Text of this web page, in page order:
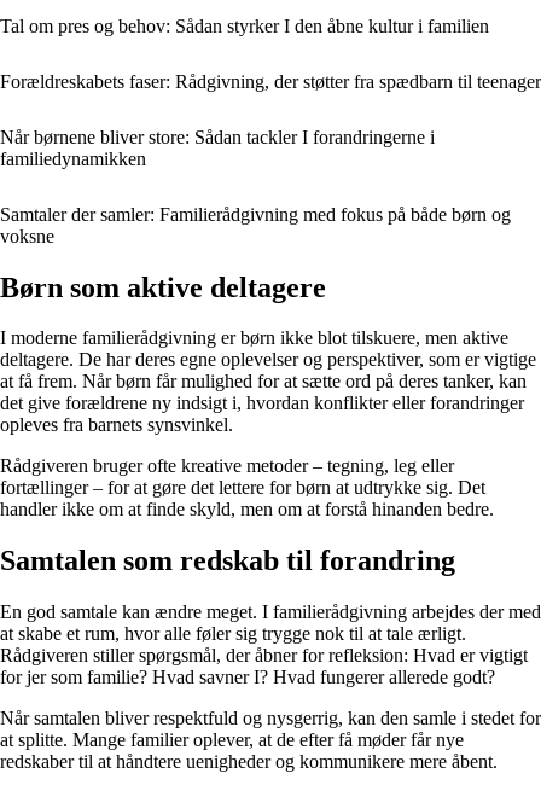
Tal om pres og behov: Sådan styrker I den åbne kultur i familien
Forældreskabets faser: Rådgivning, der støtter fra spædbarn til teenager
Når børnene bliver store: Sådan tackler I forandringerne i
familiedynamikken
Samtaler der samler: Familierådgivning med fokus på både børn og
voksne
Børn som aktive deltagere
I moderne familierådgivning er børn ikke blot tilskuere, men aktive
deltagere. De har deres egne oplevelser og perspektiver, som er vigtige
at få frem. Når børn får mulighed for at sætte ord på deres tanker, kan
det give forældrene ny indsigt i, hvordan konflikter eller forandringer
opleves fra barnets synsvinkel.
Rådgiveren bruger ofte kreative metoder – tegning, leg eller
fortællinger – for at gøre det lettere for børn at udtrykke sig. Det
handler ikke om at finde skyld, men om at forstå hinanden bedre.
Samtalen som redskab til forandring
En god samtale kan ændre meget. I familierådgivning arbejdes der med
at skabe et rum, hvor alle føler sig trygge nok til at tale ærligt.
Rådgiveren stiller spørgsmål, der åbner for refleksion: Hvad er vigtigt
for jer som familie? Hvad savner I? Hvad fungerer allerede godt?
Når samtalen bliver respektfuld og nysgerrig, kan den samle i stedet for
at splitte. Mange familier oplever, at de efter få møder får nye
redskaber til at håndtere uenigheder og kommunikere mere åbent.